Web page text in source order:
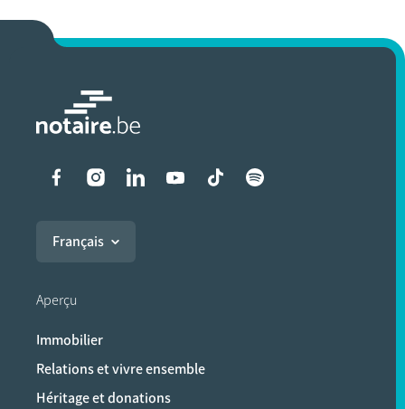
Liens vers les réseaux
Français
Aperçu
Immobilier
Relations et vivre ensemble
Héritage et donations